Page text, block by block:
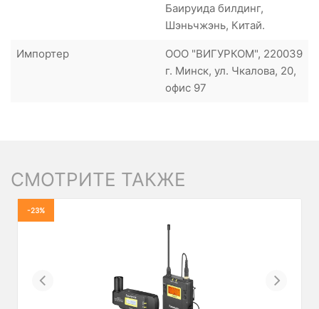
Баируида билдинг,
Шэньчжэнь, Китай.
Импортер
ООО "ВИГУРКОМ", 220039
г. Минск, ул. Чкалова, 20,
офис 97
СМОТРИТЕ ТАКЖЕ
-23%
Previous Next